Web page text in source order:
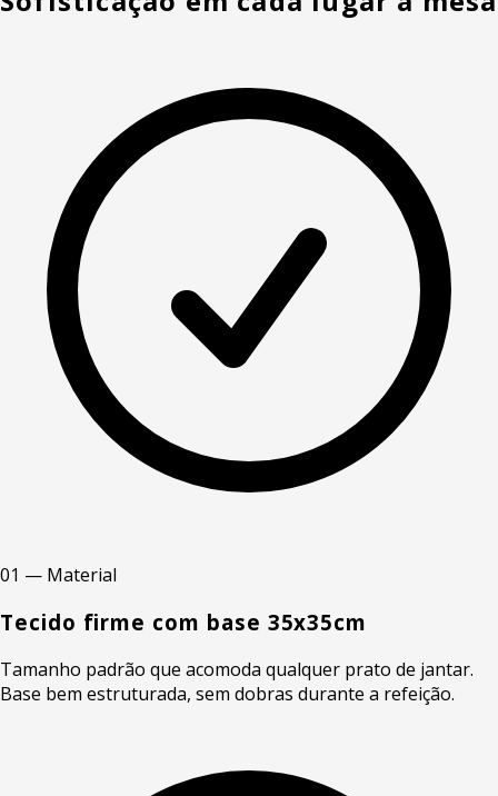
01 — Material
Tecido firme com base 35x35cm
Tamanho padrão que acomoda qualquer prato de jantar.
Base bem estruturada, sem dobras durante a refeição.